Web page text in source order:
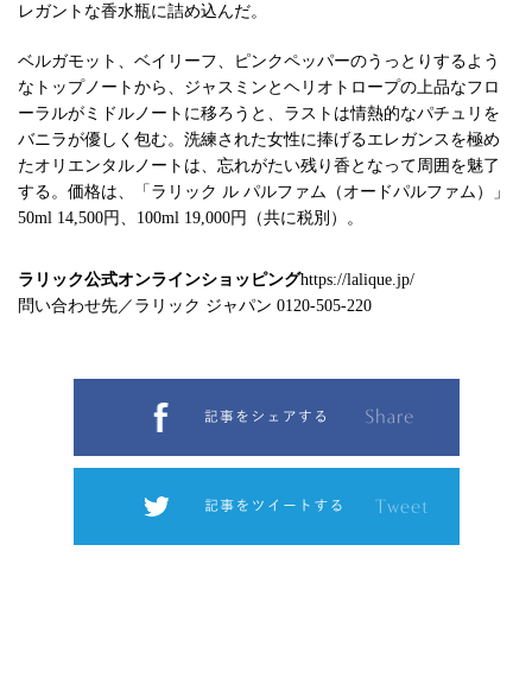
レガントな香水瓶に詰め込んだ。
ベルガモット、ベイリーフ、ピンクペッパーのうっとりするよう
なトップノートから、ジャスミンとヘリオトロープの上品なフロ
ーラルがミドルノートに移ろうと、ラストは情熱的なパチュリを
バニラが優しく包む。洗練された女性に捧げるエレガンスを極め
たオリエンタルノートは、忘れがたい残り香となって周囲を魅了
する。価格は、「ラリック ル パルファム（オードパルファム）」
50ml 14,500円、100ml 19,000円（共に税別）。
ラリック公式オンラインショッピングhttps://lalique.jp/
問い合わせ先／ラリック ジャパン 0120-505-220